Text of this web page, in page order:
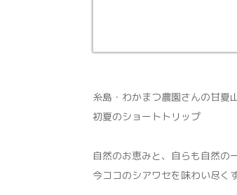
糸島・わかまつ農園さんの甘夏
初夏のショートトリップ
自然のお恵みと、自らも自然の
今ココのシアワセを味わい尽く